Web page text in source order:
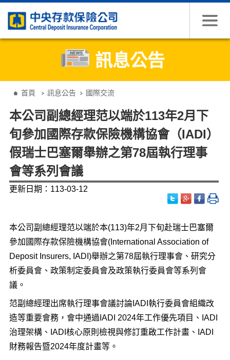
訊息公告
首頁 訊息公告 國際交流
本公司副總經理范以端於113年2月下
旬參加國際存款保險機構協會（IADI）
假瑞士巴塞爾舉辦之第78屆執行理事
會等系列會議
更新日期：113-03-12
本公司副總經理范以端於本(113)年2月下旬赴瑞士巴塞爾
參加國際存款保險機構協會(International Association of
Deposit Insurers, IADI)舉辦之第78屆執行理事會、研究分
析委員會、政策制定委員會及政策執行委員會等系列會
議。
范副總經理出席執行理事會議討論IADI執行委員會組織改
造等重要會務，會中通過IADI 2024年工作優先項目、IADI
治理架構、IADI核心原則檢視與修訂重啟工作計畫、IADI
財務報告暨2024年度計畫等。